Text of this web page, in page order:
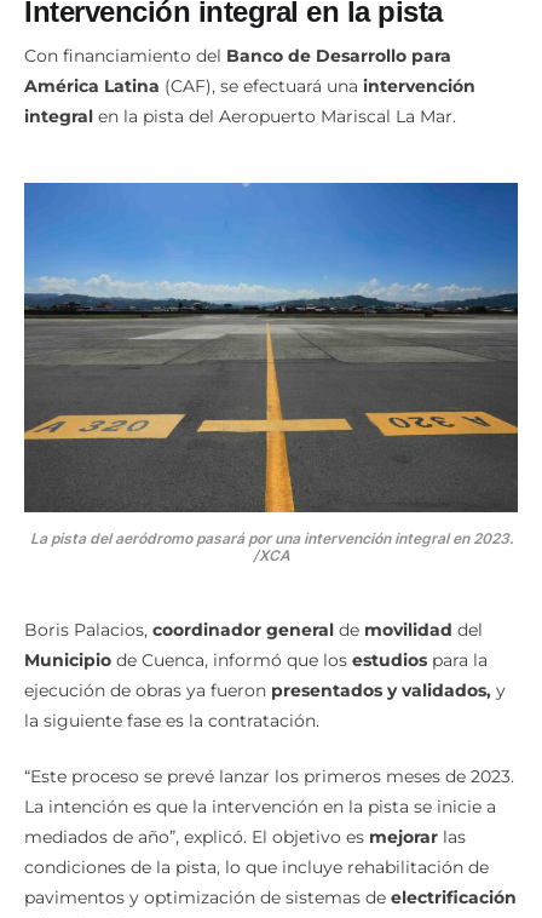
Intervención integral en la pista
Con financiamiento delBanco de Desarrollo para
América Latina(CAF), se efectuará unaintervención
Boris Palacios,coordinador generaldemovilidaddel
Municipiode Cuenca, informó que losestudiospara la
ejecución de obras ya fueronpresentados y validados,
“Este proceso se prevé lanzar los primeros meses de 2023.
La intención es que la intervención en la pista se inicie a
mediados de año”, explicó. El objetivo esmejorarlas
condiciones de la pista, lo que incluye rehabilitación de